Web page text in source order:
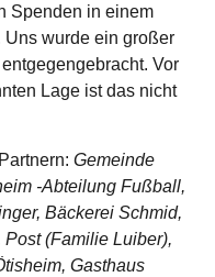
Spenden in einem
Uns wurde ein großer
Vor
Lage ist das nicht
Gemeinde
-Abteilung Fußball,
Bäckerei Schmid,
(Familie Luiber),
Gasthaus